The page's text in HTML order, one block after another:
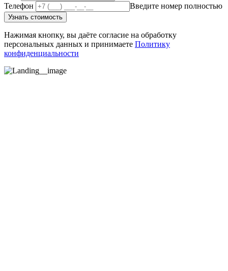
Телефон
Введите номер полностью
Узнать стоимость
Нажимая кнопку, вы даёте согласие на обработку
персональных данных и принимаете Политику
конфиденциальности